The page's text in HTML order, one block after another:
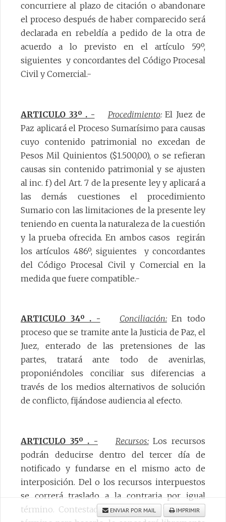
concurriere al plazo de citación o abandonare
el proceso después de haber comparecido será
declarada en rebeldía a pedido de la otra de
acuerdo a lo previsto en el artículo 59º,
siguientes y concordantes del Código Procesal
Civil y Comercial.-
ARTICULO 33º . - Procedimiento:El Juez de
Paz aplicará el Proceso Sumarísimo para causas
cuyo contenido patrimonial no excedan de
Pesos Mil Quinientos ($1.500,00), o se refieran
causas sin contenido patrimonial y se ajusten
al inc. f) del Art. 7 de la presente ley y aplicará a
las demás cuestiones el procedimiento
Sumario con las limitaciones de la presente ley
teniendo en cuenta la naturaleza de la cuestión
y la prueba ofrecida. En ambos casos regirán
los artículos 486º, siguientes y concordantes
del Código Procesal Civil y Comercial en la
medida que fuere compatible.-
ARTICULO 34º . - Conciliación:En todo
proceso que se tramite ante la Justicia de Paz, el
Juez, enterado de las pretensiones de las
partes, tratará ante todo de avenirlas,
proponiéndoles conciliar sus diferencias a
través de los medios alternativos de solución
de conflicto, fijándose audiencia al efecto.
ARTICULO 35º . - Recursos:Los recursos
podrán deducirse dentro del tercer día de
notificado y fundarse en el mismo acto de
interposición. Del o los recursos interpuestos
se correrá traslado a la contraria por igual
término. Contestado el traslado o vencido el
ENVIAR POR MAIL IMPRIMIR